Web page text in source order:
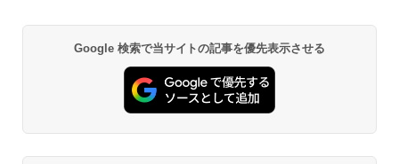
Google 検索で当サイトの記事を優先表示させる